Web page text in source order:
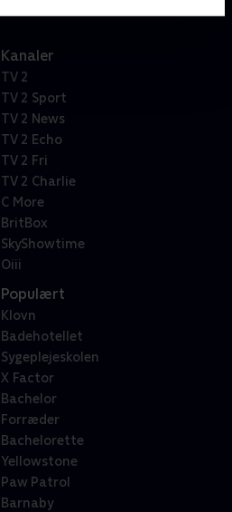
Kanaler
TV 2
TV 2 Sport
TV 2 News
TV 2 Echo
TV 2 Fri
TV 2 Charlie
C More
BritBox
SkyShowtime
Oiii
Populært
Klovn
Badehotellet
Sygeplejeskolen
X Factor
Bachelor
Forræder
Bachelorette
Yellowstone
Paw Patrol
Barnaby